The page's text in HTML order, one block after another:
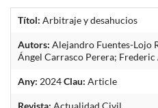
Títol: Arbitraje y desahucios
Autors: Alejandro Fuentes-Lojo
Ángel Carrasco Perera; Frederic
Any: 2024Clau: Article
Revista: Actualidad Civil